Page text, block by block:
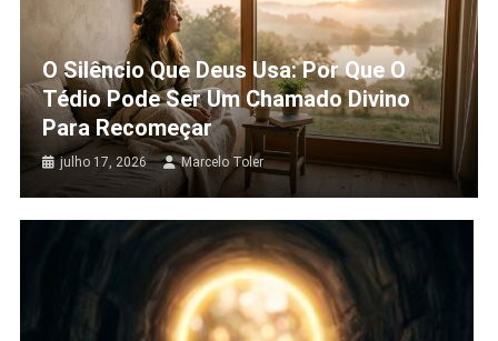
O Silêncio Que Deus Usa: Por Que O
Tédio Pode Ser Um Chamado Divino
Para Recomeçar
julho 17, 2026 Marcelo Toler